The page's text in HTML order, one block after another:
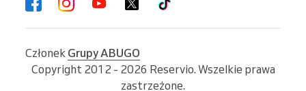
Członek Grupy ABUGO
Copyright 2012 - 2026 Reservio. Wszelkie prawa
zastrzeżone.